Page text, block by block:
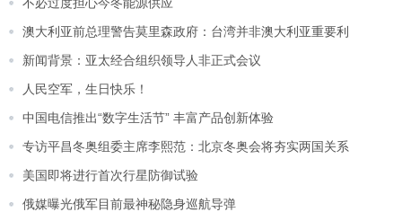
澳大利亚前总理警告莫里森政府：台湾并非澳大利亚重要利
新闻背景：亚太经合组织领导人非正式会议
人民空军，生日快乐！
中国电信推出“数字生活节” 丰富产品创新体验
专访平昌冬奥组委主席李熙范：北京冬奥会将夯实两国关系
美国即将进行首次行星防御试验
俄媒曝光俄军目前最神秘隐身巡航导弹